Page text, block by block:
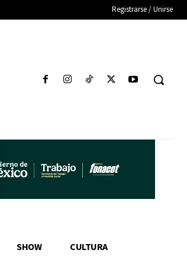
Registrarse / Unirse
SHOW CULTURA